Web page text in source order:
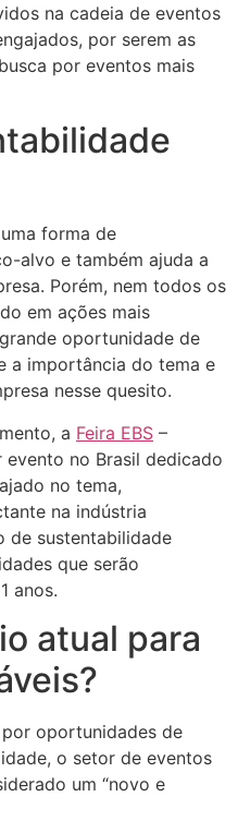
na cadeia de eventos
por serem as
por eventos mais
forma de
alvo e também ajuda a
Porém, nem todos os
em ações mais
oportunidade de
a importância do tema e
nesse quesito.
a Feira EBS –
evento no Brasil dedicado
no tema,
na indústria
de sustentabilidade
que serão
anos.
atual para
oportunidades de
o setor de eventos
um “novo e